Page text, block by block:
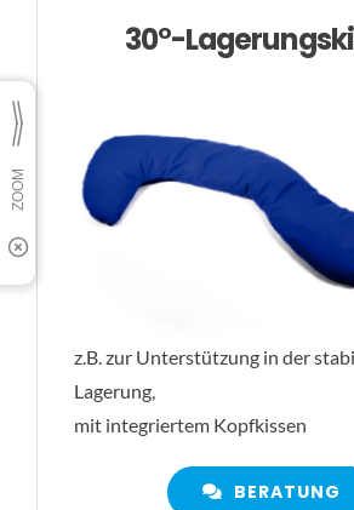
30°-
z.B. zur Unterstützung in der
Lagerung,
mit integriertem Kopfkissen
BERATUNG